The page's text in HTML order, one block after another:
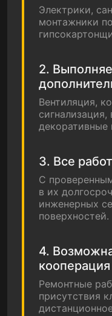
Электрики,
монтажники
2.
Вентиляция,
декоративные
3. Все
С
в их
инженерных
поверхностей.
4.
кооперация
Ремонтные
присутствия